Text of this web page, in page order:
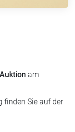
am
finden Sie auf der